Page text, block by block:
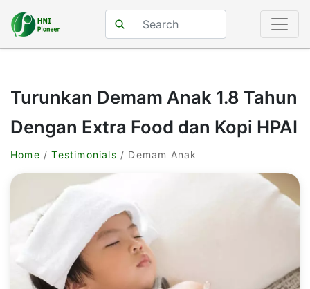
Turunkan Demam Anak 1.8 Tahun
Dengan Extra Food dan Kopi HPAI
Home /Testimonials / Demam Anak